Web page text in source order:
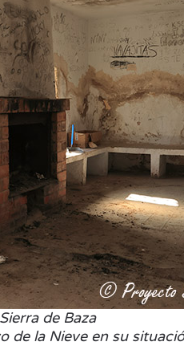
de Baza
de la Nieve en su